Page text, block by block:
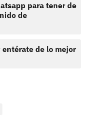
para tener de
de
entérate de lo mejor